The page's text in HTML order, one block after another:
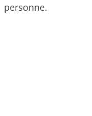
personne.